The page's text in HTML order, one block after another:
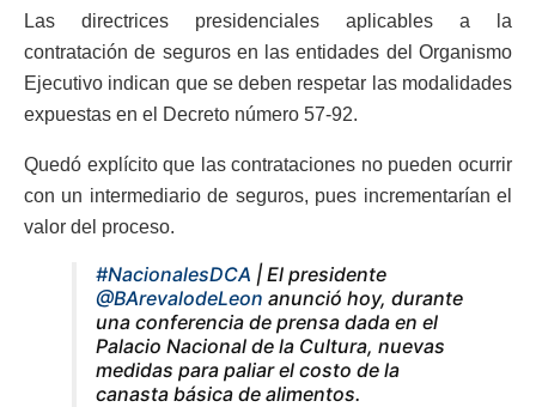
Las directrices presidenciales aplicables a la
contratación de seguros en las entidades del Organismo
Ejecutivo indican que se deben respetar las modalidades
expuestas en el Decreto número 57-92.
Quedó explícito que las contrataciones no pueden ocurrir
con un intermediario de seguros, pues incrementarían el
valor del proceso.
#NacionalesDCA | El presidente
@BArevalodeLeon anunció hoy, durante
una conferencia de prensa dada en el
Palacio Nacional de la Cultura, nuevas
medidas para paliar el costo de la
canasta básica de alimentos.